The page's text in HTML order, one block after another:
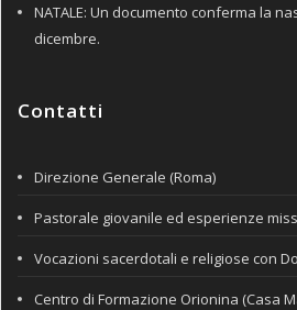
NATALE: Un documento conferma la
dicembre.
Contatti
Direzione Generale (Roma)
Pastorale giovanile ed esperienze
Vocazioni sacerdotali e religiose con
Centro di Formazione Orionina (Casa